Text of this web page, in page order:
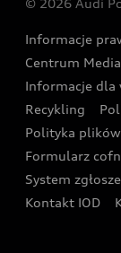
Wyszukaj
Oferta dla
Oferta dla
Kalkulator rat
Ubezpieczenie
Zasięg
Gwarancja
Akcje
Katalog online
Audi i Muzeum
Audi driving
Audi quattro
Audi i Puchar
Zakopanem
© 2026 Audi
Informacje
Centrum
Informacje dla
Recykling
Polityka
Formularz
System
Kontakt IOD